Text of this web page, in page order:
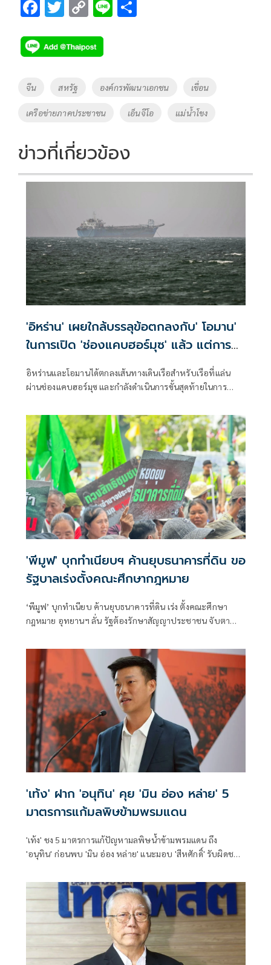
F
e
b
o
k
T
tt
er
C
p
y
Li
n
k
Li
Tags
จีน สหรัฐ องค์กรพัฒนาเอกชน เขื่อน
เครือข่ายภาคประชาชน เอ็นจีโอ แม่น้ำโขง
ข่าวที่เกี่ยวข้อง
'อิหร่าน' เผยใกล้บรรลุข้อตกลงกับ' โอมาน'
ในการเปิด 'ช่องแคบฮอร์มุซ' แล้ว แต่การ
อิหร่านและโอมานได้ตกลงเส้นทางเดินเรือสำหรับเรือที่แล่น
ผ่านช่องแคบฮอร์มุซ และกำลังดำเนินการขั้นสุดท้ายในการ
กล่าวเมื่อวันพุธที่ผ่านมา แม้ว่าเหตุการณ์ด้านความมั่นคงล่าสุด
จะเน้นย้ำถึงความเสี่ยงที่ยังคงมีอยู่สำหรับการขนส่งทางเรือใน
ภูมิภาคก็ตาม
'พีมูฟ' บุกทำเนียบฯ ค้านยุบธนาคารที่ดิน ขอ
รัฐบาลเร่งตั้งคณะศึกษากฎหมาย
‘พีมูฟ’ บุกทำเนียบ ค้านยุบธนาคารที่ดิน เร่ง ตั้งคณะศึกษา
กฎหมาย อุทยานฯ ลั่น รัฐต้องรักษาสัญญาประชาชน จับตา
'เท้ง' ฝาก 'อนุทิน' คุย 'มิน อ่อง หล่าย' 5
มาตรการแก้มลพิษข้ามพรมแดน
'เท้ง' ชง 5 มาตรการแก้ปัญหามลพิษน้ำข้ามพรมแดน ถึง
'อนุทิน' ก่อนพบ 'มิน อ่อง หล่าย' แนะมอบ 'สีหศักดิ์' รับผิดชอบ